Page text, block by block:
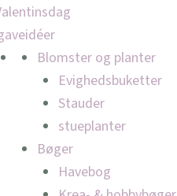
Blomster og planter
Evighedsbuketter
Stauder
stueplanter
Bøger
Havebog